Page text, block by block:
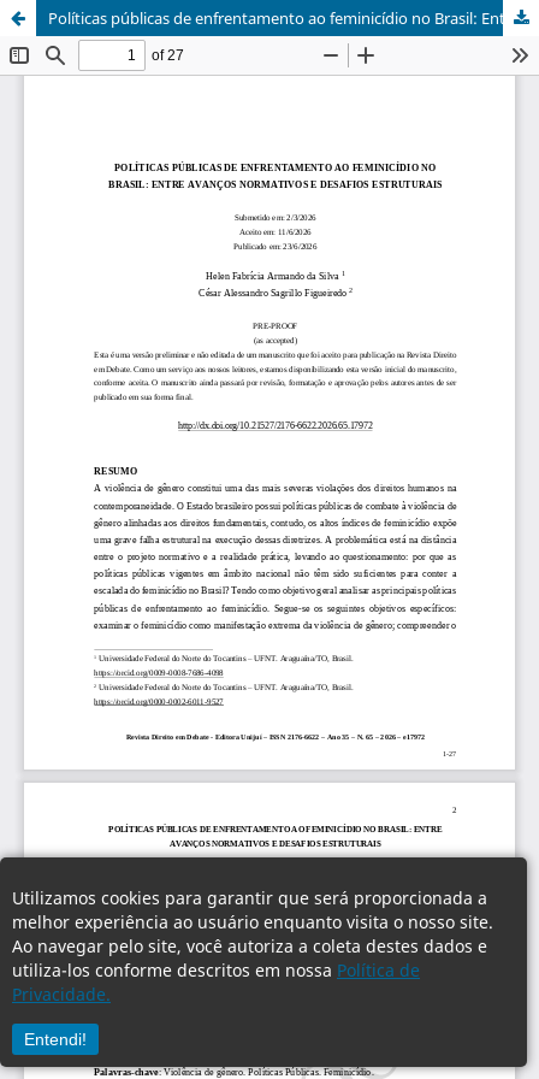
Utilizamos cookies para garantir que será proporcionada a
melhor experiência ao usuário enquanto visita o nosso site.
Ao navegar pelo site, você autoriza a coleta destes dados e
utiliza-los conforme descritos em nossa Política de
Privacidade.
Entendi!
Políticas públicas de enfrentamento ao feminicídio no Brasil: Entre avanços normativos e desafios estruturais